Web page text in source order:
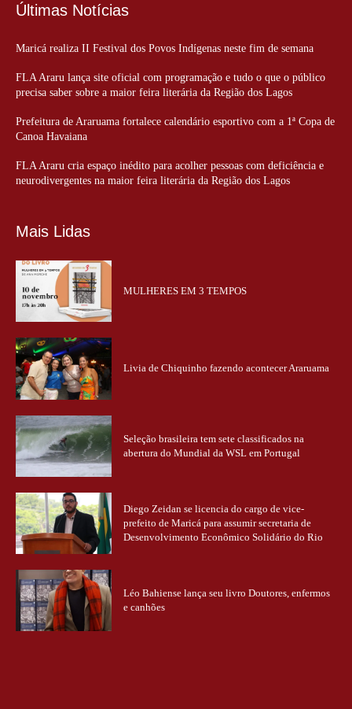
Últimas Notícias
Maricá realiza II Festival dos Povos Indígenas neste fim de semana
FLA Araru lança site oficial com programação e tudo o que o público
precisa saber sobre a maior feira literária da Região dos Lagos
Prefeitura de Araruama fortalece calendário esportivo com a 1ª Copa de
Canoa Havaiana
FLA Araru cria espaço inédito para acolher pessoas com deficiência e
neurodivergentes na maior feira literária da Região dos Lagos
Mais Lidas
MULHERES EM 3 TEMPOS
Livia de Chiquinho fazendo acontecer Araruama
Seleção brasileira tem sete classificados na
abertura do Mundial da WSL em Portugal
Diego Zeidan se licencia do cargo de vice-
prefeito de Maricá para assumir secretaria de
Desenvolvimento Econômico Solidário do Rio
Léo Bahiense lança seu livro Doutores, enfermos
e canhões